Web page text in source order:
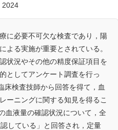
2024
に必要不可欠な検査であり，陽
よる実施が重要とされている。
状況やその他の精度保証項目を
としてアンケート調査を行っ
床検査技師から回答を得て，血
ーニングに関する知見を得るこ
血液量の確認状況について，全
している」と回答され，定量